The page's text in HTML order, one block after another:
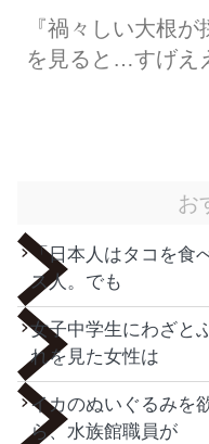
『禍々しい大根
を見ると…すげえ
お
「日本人はタコを食
ス人。でも
女子中学生にわざと
れを見た女性は
イカのぬいぐるみを
ら、水族館職員が